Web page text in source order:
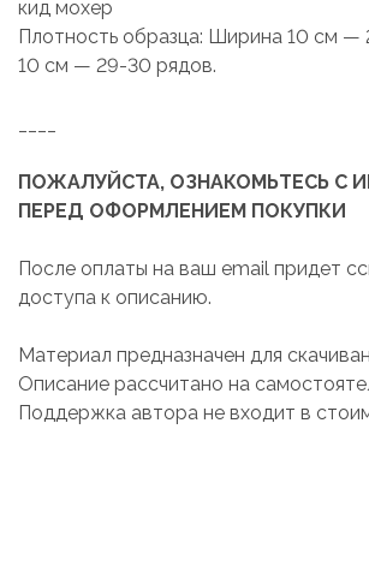
кид мохер
Плотность образца: Ширина 10 см —
10 см — 29-30 рядов.
ПОЖАЛУЙСТА, ОЗНАКОМЬТЕСЬ С
ПЕРЕД ОФОРМЛЕНИЕМ ПОКУПКИ
После оплаты на ваш email придет
доступа к описанию.
Материал предназначен для
Описание рассчитано на
Поддержка автора не входит в